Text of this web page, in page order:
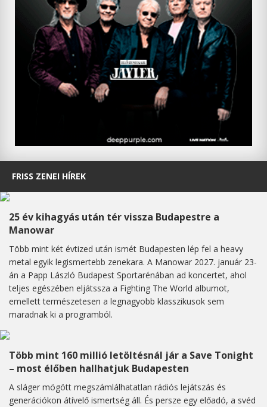
FRISS ZENEI HÍREK
25 év kihagyás után tér vissza Budapestre a
Manowar
Több mint két évtized után ismét Budapesten lép fel a heavy
metal egyik legismertebb zenekara. A Manowar 2027. január 23-
án a Papp László Budapest Sportarénában ad koncertet, ahol
teljes egészében eljátssza a Fighting The World albumot,
emellett természetesen a legnagyobb klasszikusok sem
maradnak ki a programból.
Több mint 160 millió letöltésnál jár a Save Tonight
– most élőben hallhatjuk Budapesten
A sláger mögött megszámlálhatatlan rádiós lejátszás és
generációkon átívelő ismertség áll. És persze egy előadó, a svéd